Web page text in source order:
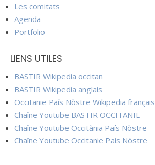
Les comitats
Agenda
Portfolio
LIENS UTILES
BASTIR Wikipedia occitan
BASTIR Wikipedia anglais
Occitanie País Nòstre Wikipedia français
Chaîne Youtube BASTIR OCCITANIE
Chaîne Youtube Occitània País Nòstre
Chaîne Youtube Occitanie País Nòstre